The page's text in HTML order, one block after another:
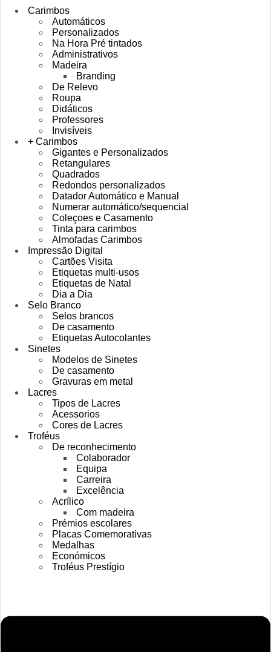
Carimbos
Automáticos
Personalizados
Na Hora Pré tintados
Administrativos
Madeira
Branding
De Relevo
Roupa
Didáticos
Professores
Invisíveis
+ Carimbos
Gigantes e Personalizados
Retangulares
Quadrados
Redondos personalizados
Datador Automático e Manual
Numerar automático/sequencial
Coleçoes e Casamento
Tinta para carimbos
Almofadas Carimbos
Impressão Digital
Cartões Visita
Etiquetas multi-usos
Etiquetas de Natal
Dia a Dia
Selo Branco
Selos brancos
De casamento
Etiquetas Autocolantes
Sinetes
Modelos de Sinetes
De casamento
Gravuras em metal
Lacres
Tipos de Lacres
Acessorios
Cores de Lacres
Troféus
De reconhecimento
Colaborador
Equipa
Carreira
Excelência
Acrílico
Com madeira
Prémios escolares
Placas Comemorativas
Medalhas
Económicos
Troféus Prestígio